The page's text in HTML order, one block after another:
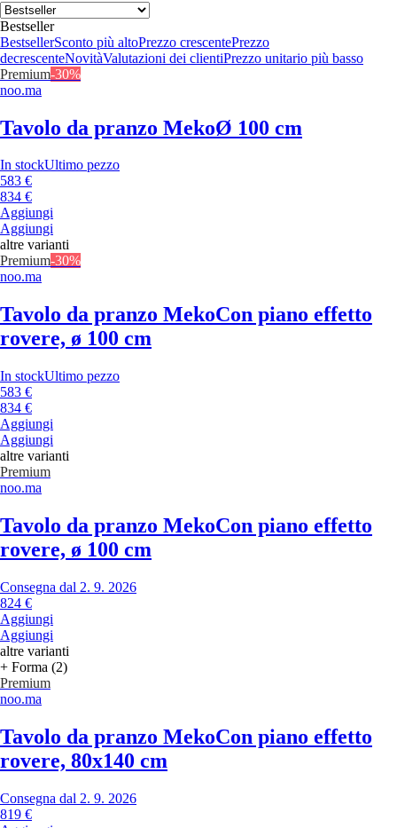
Bestseller
BestsellerSconto più altoPrezzo crescentePrezzo
decrescenteNovitàValutazioni dei clientiPrezzo unitario più basso
Premium-30%
noo.ma
Tavolo da pranzo MekoØ 100 cm
In stockUltimo pezzo
583 €
834 €
Aggiungi
Aggiungi
altre varianti
Premium-30%
noo.ma
Tavolo da pranzo MekoCon piano effetto
rovere, ø 100 cm
In stockUltimo pezzo
583 €
834 €
Aggiungi
Aggiungi
altre varianti
Premium
noo.ma
Tavolo da pranzo MekoCon piano effetto
rovere, ø 100 cm
Consegna dal 2. 9. 2026
824 €
Aggiungi
Aggiungi
altre varianti
+ Forma (2)
Premium
noo.ma
Tavolo da pranzo MekoCon piano effetto
rovere, 80x140 cm
Consegna dal 2. 9. 2026
819 €